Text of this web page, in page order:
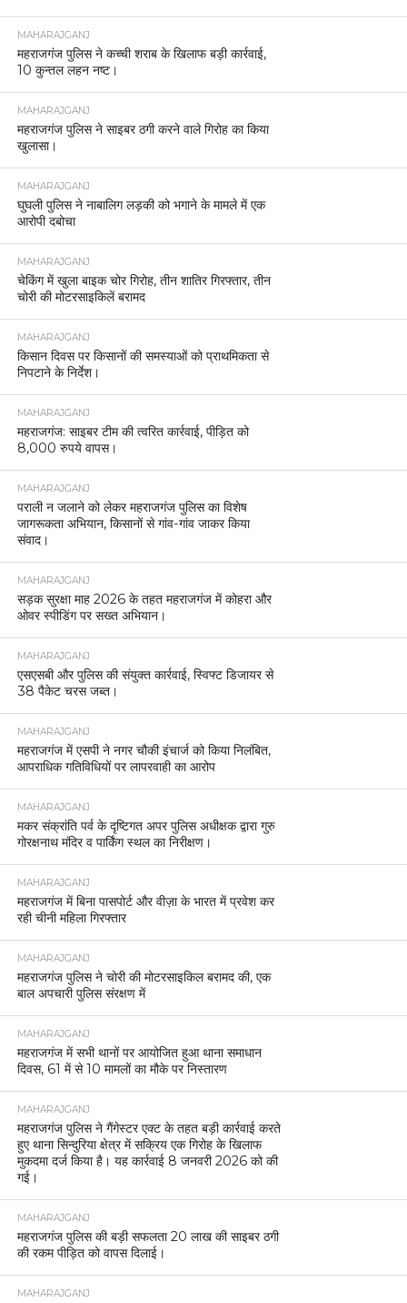
MAHARAJGANJ
महराजगंज पुलिस ने कच्ची शराब के खिलाफ बड़ी कार्रवाई,
10 कुन्तल लहन नष्ट।
MAHARAJGANJ
महराजगंज पुलिस ने साइबर ठगी करने वाले गिरोह का किया
खुलासा।
MAHARAJGANJ
घुघली पुलिस ने नाबालिग लड़की को भगाने के मामले में एक
आरोपी दबोचा
MAHARAJGANJ
चेकिंग में खुला बाइक चोर गिरोह, तीन शातिर गिरफ्तार, तीन
चोरी की मोटरसाइकिलें बरामद
MAHARAJGANJ
किसान दिवस पर किसानों की समस्याओं को प्राथमिकता से
निपटाने के निर्देश।
MAHARAJGANJ
महराजगंज: साइबर टीम की त्वरित कार्रवाई, पीड़ित को
8,000 रुपये वापस।
MAHARAJGANJ
पराली न जलाने को लेकर महराजगंज पुलिस का विशेष
जागरूकता अभियान, किसानों से गांव-गांव जाकर किया
संवाद।
MAHARAJGANJ
सड़क सुरक्षा माह 2026 के तहत महराजगंज में कोहरा और
ओवर स्पीडिंग पर सख्त अभियान।
MAHARAJGANJ
एसएसबी और पुलिस की संयुक्त कार्रवाई, स्विफ्ट डिजायर से
38 पैकेट चरस जब्त।
MAHARAJGANJ
महराजगंज में एसपी ने नगर चौकी इंचार्ज को किया निलंबित,
आपराधिक गतिविधियों पर लापरवाही का आरोप
MAHARAJGANJ
मकर संक्रांति पर्व के दृष्टिगत अपर पुलिस अधीक्षक द्वारा गुरु
गोरक्षनाथ मंदिर व पार्किंग स्थल का निरीक्षण।
MAHARAJGANJ
महराजगंज में बिना पासपोर्ट और वीज़ा के भारत में प्रवेश कर
रही चीनी महिला गिरफ्तार
MAHARAJGANJ
महराजगंज पुलिस ने चोरी की मोटरसाइकिल बरामद की, एक
बाल अपचारी पुलिस संरक्षण में
MAHARAJGANJ
महराजगंज में सभी थानों पर आयोजित हुआ थाना समाधान
दिवस, 61 में से 10 मामलों का मौके पर निस्तारण
MAHARAJGANJ
महराजगंज पुलिस ने गैंगेस्टर एक्ट के तहत बड़ी कार्रवाई करते
हुए थाना सिन्दुरिया क्षेत्र में सक्रिय एक गिरोह के खिलाफ
मुकदमा दर्ज किया है। यह कार्रवाई 8 जनवरी 2026 को की
गई।
MAHARAJGANJ
महराजगंज पुलिस की बड़ी सफलता 20 लाख की साइबर ठगी
की रकम पीड़ित को वापस दिलाई।
MAHARAJGANJ